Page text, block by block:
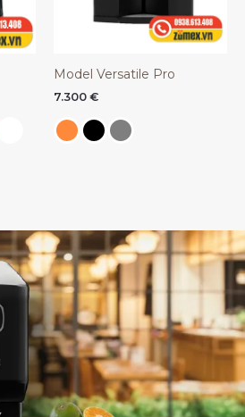
Model Versatile Pro
7.300 €